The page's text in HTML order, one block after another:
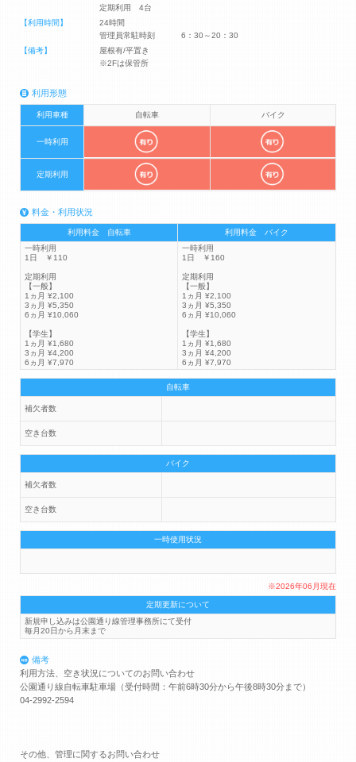
定期利用 4台
【利用時間】
24時間
管理員常駐時刻 6：30～20：30
【備考】
屋根有/平置き
※2Fは保管所
利用形態
利用車種 自転車 バイク
一時利用
定期利用
料金・利用状況
利用料金 自転車
利用料金 バイク
一時利用
1日 ￥110
定期利用
【一般】
1ヵ月 ¥2,100
3ヵ月 ¥5,350
6ヵ月 ¥10,060
【学生】
1ヵ月 ¥1,680
3ヵ月 ¥4,200
6ヵ月 ¥7,970
一時利用
1日 ￥160
定期利用
【一般】
1ヵ月 ¥2,100
3ヵ月 ¥5,350
6ヵ月 ¥10,060
【学生】
1ヵ月 ¥1,680
3ヵ月 ¥4,200
6ヵ月 ¥7,970
自転車
補欠者数
空き台数
バイク
補欠者数
空き台数
一時使用状況
※2026年06月現在
定期更新について
新規申し込みは公園通り線管理事務所にて受付
毎月20日から月末まで
備考
利用方法、空き状況についてのお問い合わせ
公園通り線自転車駐車場（受付時間：午前6時30分から午後8時30分まで）
04-2992-2594
その他、管理に関するお問い合わせ